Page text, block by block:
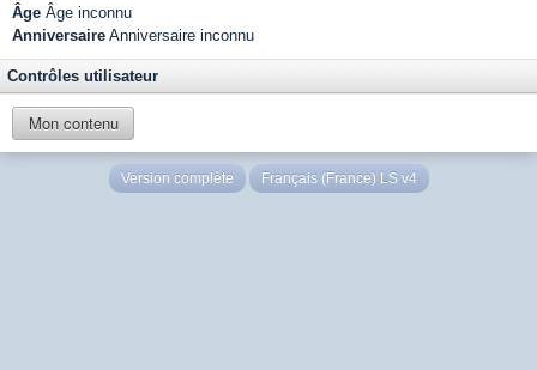
Âge Âge inconnu
Anniversaire Anniversaire inconnu
Contrôles utilisateur
Mon contenu
Version complète Français (France) LS v4